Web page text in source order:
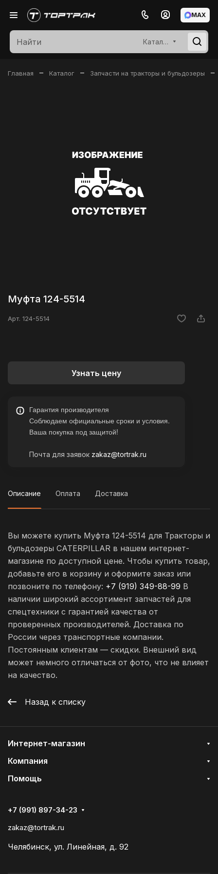
Каталог
MAX
Главная – Каталог – Запчасти на тракторы и бульдозеры –
Муфта 124-5514
Арт. 124-5514
Узнать цену
Гарантия производителя
Соблюдаем официальные сроки и условия.
Ваша покупка под защитой!
Почта для заявок zakaz@tortrak.ru
Описание Оплата Доставка
Вы можете купить Муфта 124-5514 для Тракторы и
бульдозеры CATERPILLAR в нашем интернет-
магазине по доступной цене. Чтобы купить товар,
добавьте его в корзину и оформите заказ или
позвоните по телефону: +7 (919) 349-88-99 В
наличии широкий ассортимент запчастей для
спецтехники с гарантией качества от
проверенных производителей. Доставка по
России через транспортные компании.
Постоянным клиентам — скидки. Внешний вид
может немного отличаться от фото, что не влияет
на качество.
Назад к списку
Интернет-магазин
Компания
Помощь
+7 (991) 897-34-23
zakaz@tortrak.ru
Челябинск, ул. Линейная, д. 92